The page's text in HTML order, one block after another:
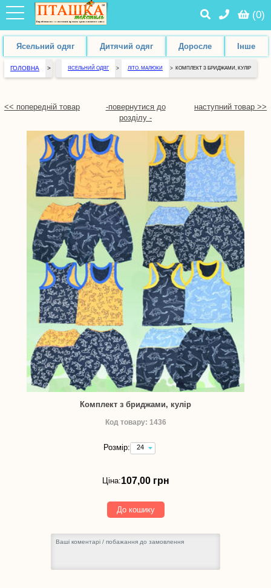
(0)
Ясельний одяг Дитячий одяг Доросле Інше
ГОЛОВНА > ЯСЕЛЬНИЙ ОДЯГ > ЛІТО. МАЛЮКИ > КОМПЛЕКТ З БРИДЖАМИ, КУЛІР
<< попередній товар
-повернутися до
розділу -
наступний товар >>
Комплект з бриджами, кулір
Код товару: 1436
Розмір:
24
(зріст
-
грн
Ціна:107,00 грн
До кошику